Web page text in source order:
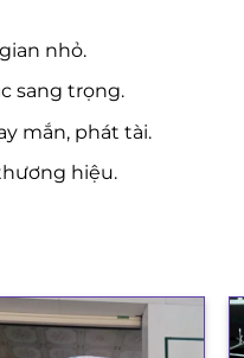
nhỏ.
sang trọng.
mắn, phát tài.
hiệu.